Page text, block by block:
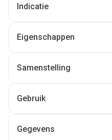
Indicatie
Eigenschappen
Samenstelling
Gebruik
Gegevens